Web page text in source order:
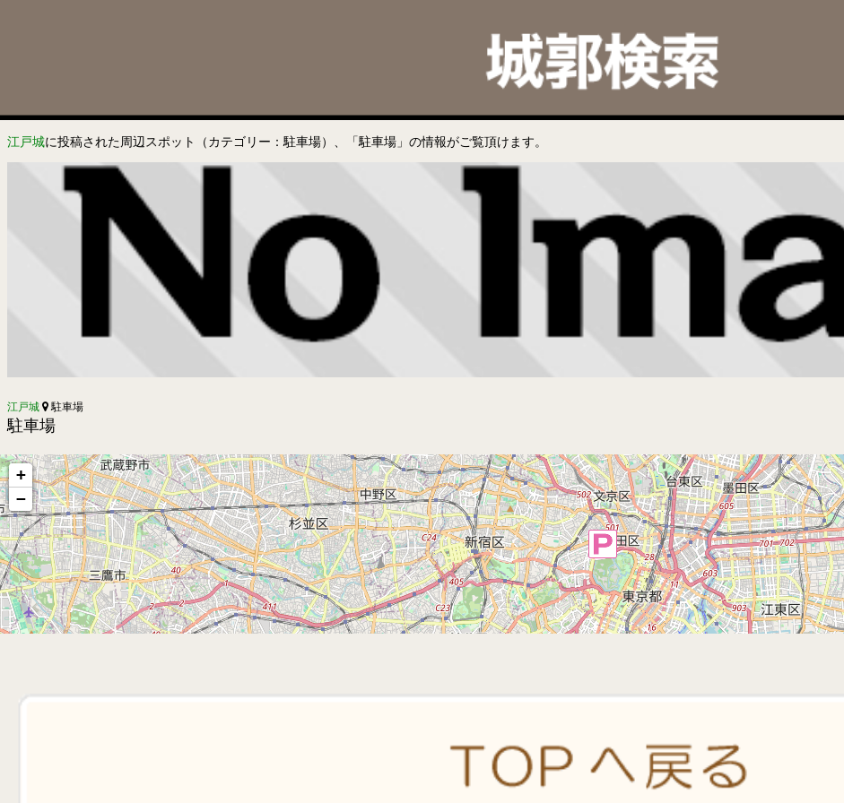
江戸城に投稿された周辺スポット（カテゴリー：駐車場）、「駐車場」の情報がご覧頂けます。
江戸城 駐車場
駐車場
+
−